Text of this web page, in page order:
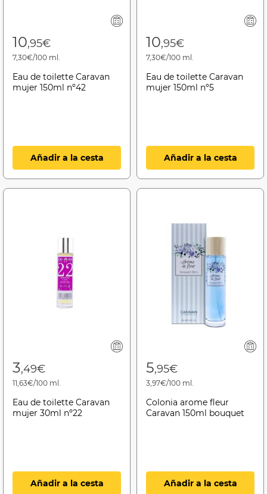
10,95€
7,30€/100 ml.
Eau de toilette Caravan
mujer 150ml nº42
Añadir a la cesta
10,95€
7,30€/100 ml.
Eau de toilette Caravan
mujer 150ml nº5
Añadir a la cesta
3,49€
11,63€/100 ml.
Eau de toilette Caravan
mujer 30ml nº22
Añadir a la cesta
5,95€
3,97€/100 ml.
Colonia arome fleur
Caravan 150ml bouquet
Añadir a la cesta